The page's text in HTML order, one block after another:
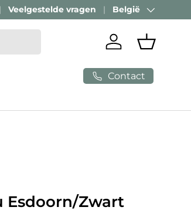
Veelgestelde vragen Land/Regio
België
InloggenMandje
Contact
Esdoorn/Zwart